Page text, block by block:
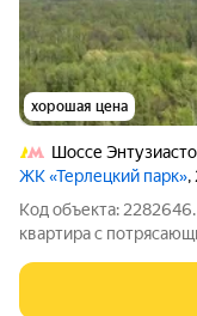
хорошая цена
Шоссе
ЖК «Терлецкий парк»,
Код объекта:
квартира с
комнаты
проведены: